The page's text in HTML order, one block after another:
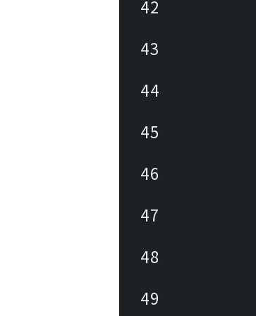
42
43
44
45
46
47
48
49